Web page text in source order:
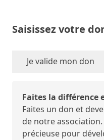
Saisissez votre
quantité
Don
pour
l'AAEIRA
Je valide mon don
Faites la différence
Faites un don et
de notre
précieuse pour